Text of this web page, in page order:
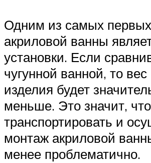
Одним из самых
акриловой ванны
установки. Если
чугунной ванной, то
изделия будет
меньше. Это значит, что
транспортировать и
монтаж акриловой
менее проблематично.